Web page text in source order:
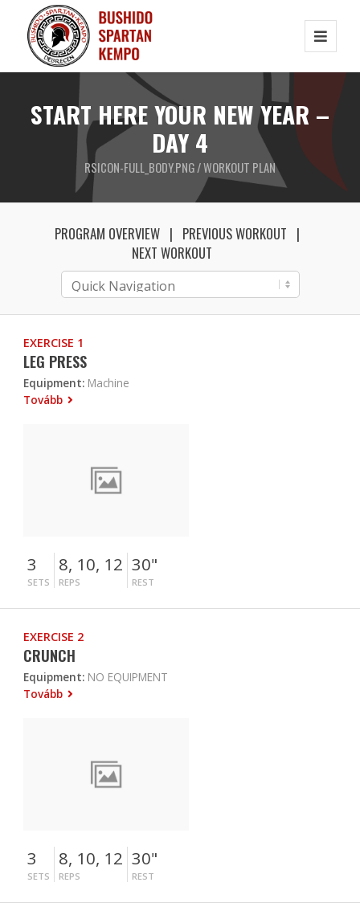
START HERE YOUR NEW YEAR –
DAY 4
RSICON-FULL_BODY.PNG / WORKOUT PLAN
PROGRAM OVERVIEW
PREVIOUS WORKOUT
NEXT WORKOUT
EXERCISE 1
LEG PRESS
Equipment: Machine
Tovább
3
SETS
8, 10, 12
REPS
30"
REST
EXERCISE 2
CRUNCH
Equipment: NO EQUIPMENT
Tovább
3
SETS
8, 10, 12
REPS
30"
REST